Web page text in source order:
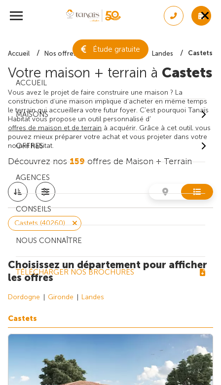
Étude gratuite
ACCUEIL
MAISONS
OFFRES
AGENCES
CONSEILS
NOUS CONNAÎTRE
TÉLÉCHARGER NOS BROCHURES
Accueil Nos offres de maison + terrain Landes Castets
Votre maison + terrain à Castets
Vous avez le projet de faire construire une maison ? La
construction d'une maison implique d'acheter en même temps
le terrain qui accueillera votre futur foyer. C'est pourquoi Tanaïs
Habitat vous propose un outil personnalisé d'
offres de maison et de terrain à acquérir. Grâce à cet outil, vous
pouvez mieux préparer votre achat et vous projeter dans votre
nouvel habitat.
Découvrez nos159offres de Maison + Terrain
Castets (40260)
Choisissez un département pour afficher
les offres
Dordogne Gironde Landes
Castets